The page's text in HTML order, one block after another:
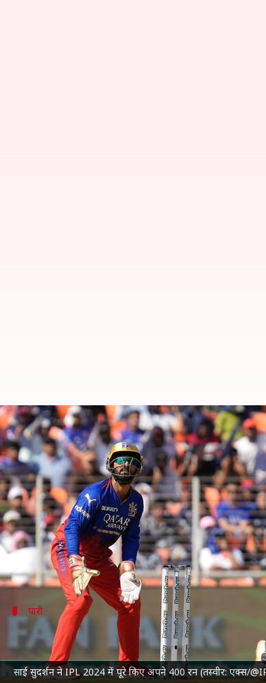
साई सुदर्शन ने IPL 2024 में पूरे किए अपने 400 रन (तस्वीर: एक्स/
GT बनाम RCB: साई सुदर्शन
लेखन अंकित पसबोला Apr 28, 2024 05:46 pm
क्या है खबर?
इंडियन प्रीमियर लीग (IPL) 2024के 45वें मैच में
यह उनके युवा IPL करियर का छठा अर्धशतक रहा।
उनकी इस पारी की मदद से GT की टीम नरेंद्र
पारी
ऐसी रही सुदर्शन की पारी
जब GT ने 6 रन के स्कोर पर अपना पहला विकेट
बाएं हाथ के इस बल्लेबाज ने टीम को संकट से